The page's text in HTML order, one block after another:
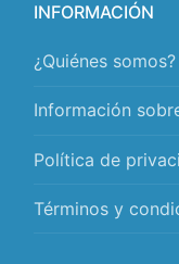
INFORMACIÓN
¿Quiénes somos?
Información
Política de
Términos y